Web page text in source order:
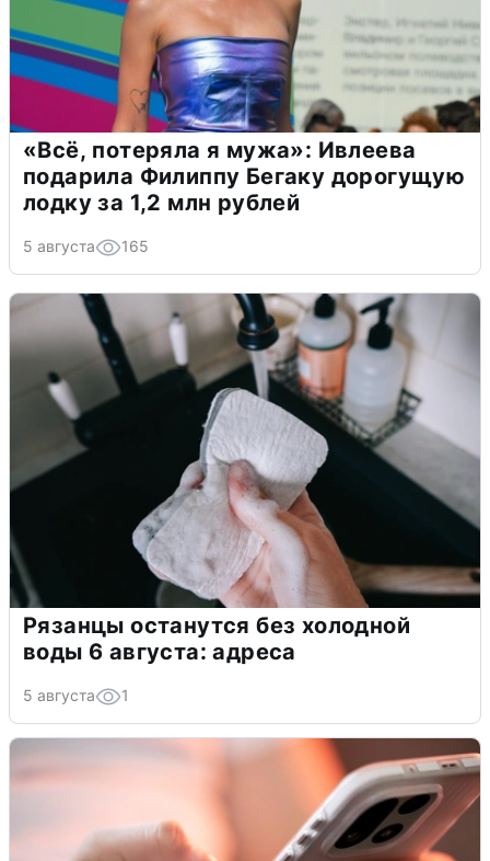
«Всё, потеряла я мужа»: Ивлеева
подарила Филиппу Бегаку дорогущую
лодку за 1,2 млн рублей
5 августа 165
Рязанцы останутся без холодной
воды 6 августа: адреса
5 августа 1